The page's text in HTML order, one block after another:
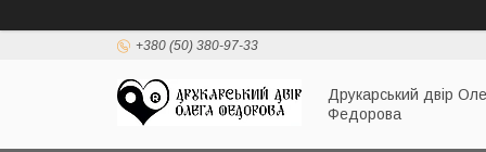
+380 (50) 380-97-33
Друкарський двір
Федорова